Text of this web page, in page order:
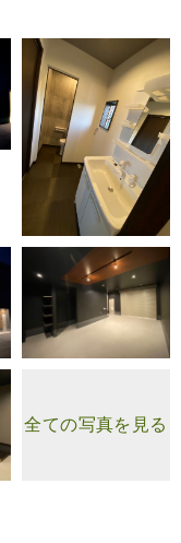
全ての写真を見る